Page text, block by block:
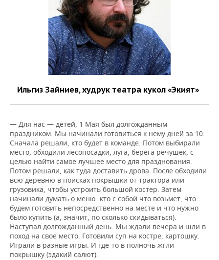
Ильгиз Зайниев, худрук театра кукол «Экият»
— Для нас — детей, 1 Мая был долгожданным
праздником. Мы начинали готовиться к нему дней за 10.
Сначала решали, кто будет в команде. Потом выбирали
место, обходили лесопосадки, луга, берега речушек, с
целью найти самое лучшее место для празднования.
Потом решали, как туда доставить дрова. После обходили
всю деревню в поисках покрышки от трактора или
грузовика, чтобы устроить большой костер. Затем
начинали думать о меню: кто с собой что возьмет, что
будем готовить непосредственно на месте и что нужно
было купить (а, значит, по сколько скидываться).
Наступал долгожданный день. Мы ждали вечера и шли в
поход на свое место. Готовили суп на костре, картошку.
Играли в разные игры. И где-то в полночь жгли
покрышку (эдакий салют).